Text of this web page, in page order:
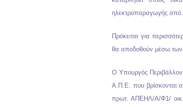
ηλεκτροπαραγωγής από
Πρόκειται για
θα αποδοθούν μέσω των
Ο Υπουργός
Α.Π.Ε. που βρίσκονται
πρωτ. ΑΠΕΗΛ/Α/Φ1/ οικ.